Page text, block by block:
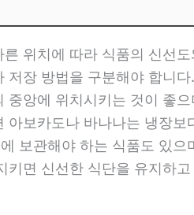
위치에 따라 식품의 신선
저장 방법을 구분해야 합니
중앙에 위치시키는 것이 좋
아보카도나 바나나는 냉장
보관해야 하는 식품도 있
키면 신선한 식단을 유지하